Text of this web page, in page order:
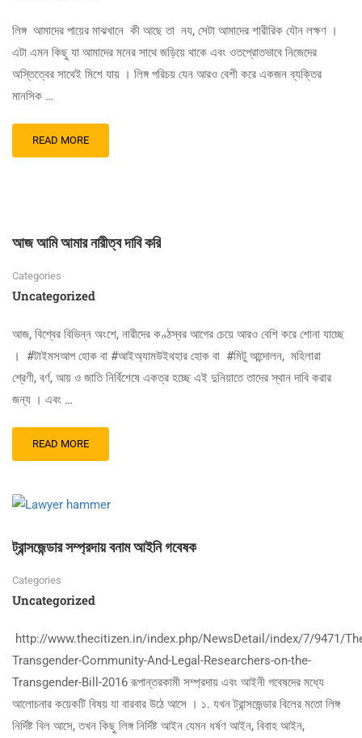
লিঙ্গ আমাদের পায়ের মাঝখানে কী আছে তা নয, সেটা আমাদের শারীরিক যৌন লক্ষণ ।
এটা এমন কিছু যা আমাদের মনের সাথে জড়িয়ে থাকে এবং ওতপ্রোতভাবে নিজেদের
অস্তিত্বের সাথেই মিশে যায় । লিঙ্গ পরিচয় যেন আরও বেশী করে একজন ব্যক্তির
মানসিক …
READ MORE
আজ আমি আমার নারীত্ব দাবি করি
Categories
Uncategorized
আজ, বিশ্বের বিভিন্ন অংশে, নারীদের কণ্ঠস্বর আগের চেয়ে আরও বেশি করে শোনা যাচ্ছে
। #টাইমসআপ হোক বা #আইঅ্যামউইথহার হোক বা #মিটু আন্দোলন, মহিলারা
শ্রেণী, বর্ণ, আয় ও জাতি নির্বিশেষে একত্র হচ্ছে এই দুনিয়াতে তাদের স্থান দাবি করার
জন্য । এবং …
READ MORE
ট্রান্সজেন্ডার সম্প্রদায় বনাম আইনি গবেষক
Categories
Uncategorized
http://www.thecitizen.in/index.php/NewsDetail/index/7/9471/
Transgender-Community-And-Legal-Researchers-on-the-
Transgender-Bill-2016 রূপান্তরকামী সম্প্রদায় এবং আইনী গবেষদের মধ্যে
আলোচনার কয়েকটি বিষয় যা বারবার উঠে আসে । ১. যখন ট্রান্সজেন্ডার বিলের মতো লিঙ্গ
নির্দিষ্ট বিল আসে, তখন কিছু লিঙ্গ নির্দিষ্ট আইন যেমন ধর্ষণ আইন, বিবাহ আইন,